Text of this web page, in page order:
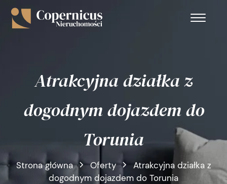
Atrakcyjna działka z
dogodnym dojazdem do
Torunia
Strona główna Oferty
Atrakcyjna działka z
dogodnym dojazdem do Torunia